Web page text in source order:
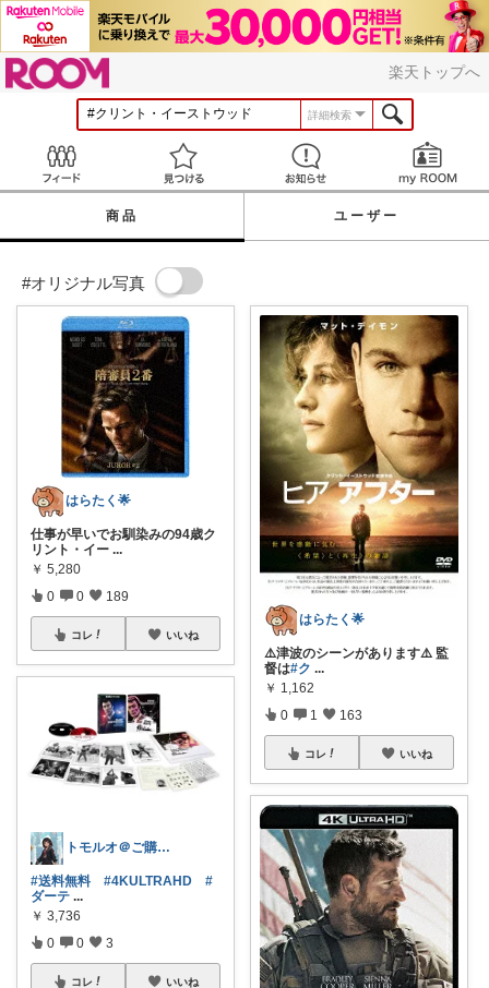
楽天トップへ
詳細検索
見つける お知らせ
商品 ユーザー
#オリジナル写真
はらたく🌟
仕事が早いでお馴染みの94歳ク
リント・イー ...
￥ 5,280
0 0 189
コレ いいね
トモルオ＠ご購入感謝！！
#送料無料 #4KULTRAHD
#
ダーテ ...
￥ 3,736
0 0 3
コレ いいね
はらたく🌟
⚠️津波のシーンがあります⚠️ 監
督は#ク ...
￥ 1,162
0 1 163
コレ いいね